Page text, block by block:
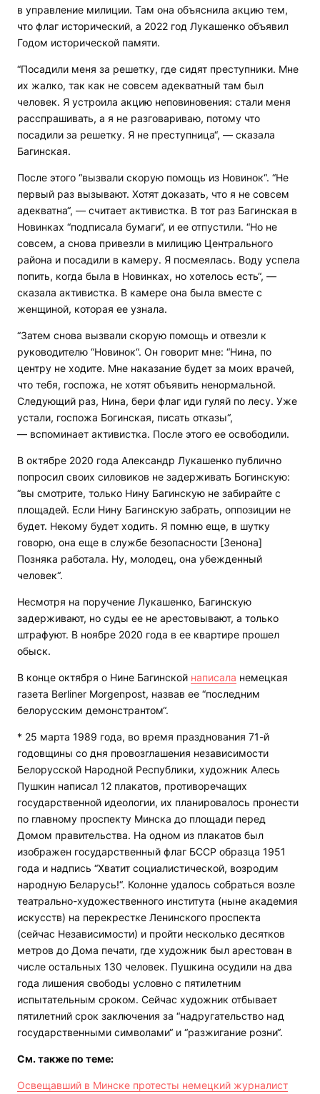
в управление милиции. Там она объяснила акцию тем,
что флаг исторический, а 2022 год Лукашенко объявил
Годом исторической памяти.
“Посадили меня за решетку, где сидят преступники. Мне
их жалко, так как не совсем адекватный там был
человек. Я устроила акцию неповиновения: стали меня
расспрашивать, а я не разговариваю, потому что
посадили за решетку. Я не преступница“, — сказала
Багинская.
После этого “вызвали скорую помощь из Новинок“. “Не
первый раз вызывают. Хотят доказать, что я не совсем
адекватна“, — считает активистка. В тот раз Багинская в
Новинках “подписала бумаги“, и ее отпустили. “Но не
совсем, а снова привезли в милицию Центрального
района и посадили в камеру. Я посмеялась. Воду успела
попить, когда была в Новинках, но хотелось есть“, —
сказала активистка. В камере она была вместе с
женщиной, которая ее узнала.
“Затем снова вызвали скорую помощь и отвезли к
руководителю “Новинок“. Он говорит мне: “Нина, по
центру не ходите. Мне наказание будет за моих врачей,
что тебя, госпожа, не хотят объявить ненормальной.
Следующий раз, Нина, бери флаг иди гуляй по лесу. Уже
устали, госпожа Богинская, писать отказы“,
— вспоминает активистка. После этого ее освободили.
В октябре 2020 года Александр Лукашенко публично
попросил своих силовиков не задерживать Богинскую:
“вы смотрите, только Нину Багинскую не забирайте с
площадей. Если Нину Багинскую забрать, оппозиции не
будет. Некому будет ходить. Я помню еще, в шутку
говорю, она еще в службе безопасности [Зенона]
Позняка работала. Ну, молодец, она убежденный
человек“.
Несмотря на поручение Лукашенко, Багинскую
задерживают, но суды ее не арестовывают, а только
штрафуют. В ноябре 2020 года в ее квартире прошел
обыск.
В конце октября о Нине Багинской написала немецкая
газета Berliner Morgenpost, назвав ее “последним
белорусским демонстрантом“.
* 25 марта 1989 года, во время празднования 71-й
годовщины со дня провозглашения независимости
Белорусской Народной Республики, художник Алесь
Пушкин написал 12 плакатов, противоречащих
государственной идеологии, их планировалось пронести
по главному проспекту Минска до площади перед
Домом правительства. На одном из плакатов был
изображен государственный флаг БССР образца 1951
года и надпись “Хватит социалистической, возродим
народную Беларусь!“. Колонне удалось собраться возле
театрально-художественного института (ныне академия
искусств) на перекрестке Ленинского проспекта
(сейчас Независимости) и пройти несколько десятков
метров до Дома печати, где художник был арестован в
числе остальных 130 человек. Пушкина осудили на два
года лишения свободы условно с пятилетним
испытательным сроком. Сейчас художник отбывает
пятилетний срок заключения за “надругательство над
государственными символами“ и “разжигание розни“.
См. также по теме:
Освещавший в Минске протесты немецкий журналист